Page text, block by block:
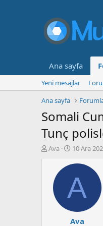
Ana sayfa
Yeni mesajlar
Ana sayfa
Somali
Tunç
K
Ava
B
ş
a
n
ı
ç
10 Ara
A
Ava